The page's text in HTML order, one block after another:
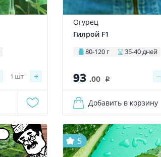
+
1 шт
Огурец
Гилрой F1
80-120 г 35-40 дней
93.00 i −
Добавить в корзину
5